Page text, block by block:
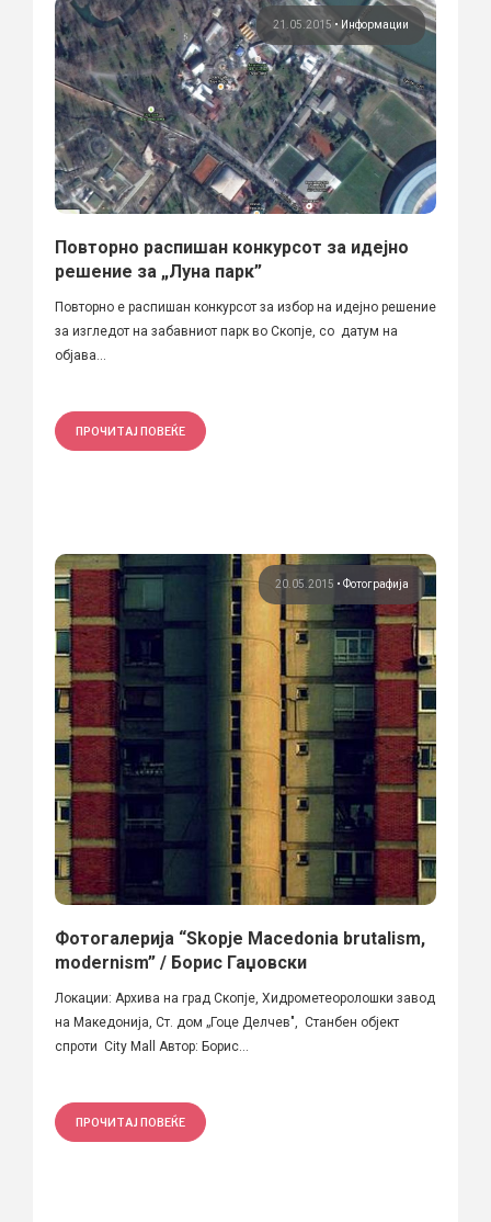
21.05.2015 • Информации
Повторно распишан конкурсот за идејно
решение за „Луна парк”
Повторно е распишан конкурсот за избор на идејно решение
за изгледот на забавниот парк во Скопје, со датум на
објава...
ПРОЧИТАЈ ПОВЕЌЕ
20.05.2015 • Фотографија
Фотогалерија “Skopje Macedonia brutalism,
modernism” / Борис Гаџовски
Локации: Архива на град Скопје, Хидрометеоролошки завод
на Македонија, Ст. дом „Гоце Делчев", Станбен објект
спроти City Mall Автор: Борис...
ПРОЧИТАЈ ПОВЕЌЕ